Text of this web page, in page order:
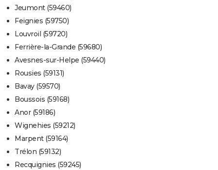
Jeumont (59460)
Feignies (59750)
Louvroil (59720)
Ferrière-la-Grande (59680)
Avesnes-sur-Helpe (59440)
Rousies (59131)
Bavay (59570)
Boussois (59168)
Anor (59186)
Wignehies (59212)
Marpent (59164)
Trélon (59132)
Recquignies (59245)